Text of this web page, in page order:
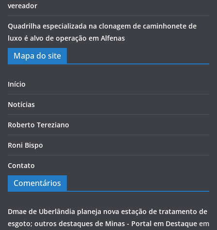
vereador
Quadrilha especializada na clonagem de caminhonete de
luxo é alvo de operação em Alfenas
Mapa do site
Início
Notícias
Roberto Tereziano
Roni Bispo
Contato
Comentários
Dmae de Uberlândia planeja nova estação de tratamento de
esgoto; outros destaques de Minas - Portal em Destaque em